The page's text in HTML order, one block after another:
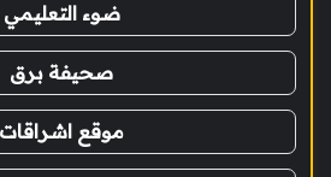
ضوء التعليمي
صحيفة برق
موقع اشراقات